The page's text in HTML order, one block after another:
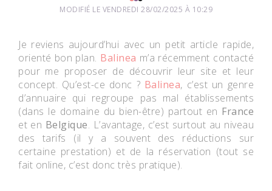
MODIFIÉ LE VENDREDI 28/02/2025 À 10:29
Je reviens aujourd’hui avec un petit article rapide,
orienté bon plan. Balinea m’a récemment contacté
pour me proposer de découvrir leur site et leur
concept. Qu’est-ce donc ? Balinea, c’est un genre
d’annuaire qui regroupe pas mal établissements
(dans le domaine du bien-être) partout en France
et en Belgique. L’avantage, c’est surtout au niveau
des tarifs (il y a souvent des réductions sur
certaine prestation) et de la réservation (tout se
fait online, c’est donc très pratique).